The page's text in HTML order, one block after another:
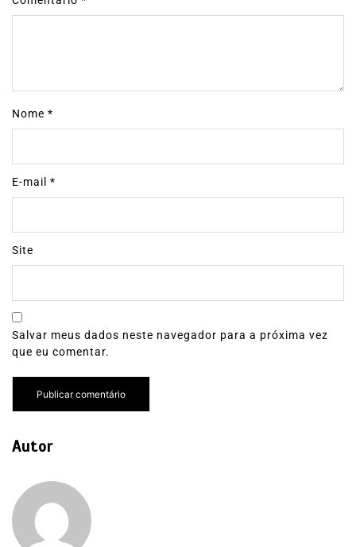
Nome *
E-mail *
Site
Salvar meus dados neste navegador para a próxima vez
que eu comentar.
Autor